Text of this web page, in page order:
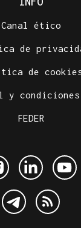
Canal ético
de
de
y condiciones
FEDER